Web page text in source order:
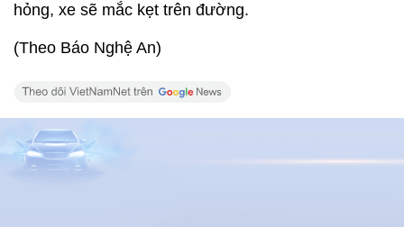
hỏng, xe sẽ mắc kẹt trên đường.
(Theo Báo Nghệ An)